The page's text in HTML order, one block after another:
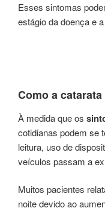
Esses sintomas
estágio da doença e
Como a
À medida que os
cotidianas podem se
leitura, uso de
veículos passam a
Muitos pacientes
noite devido ao